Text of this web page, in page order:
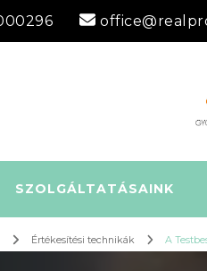
SZOLGÁLTATÁSAINK
Értékesítési technikák A